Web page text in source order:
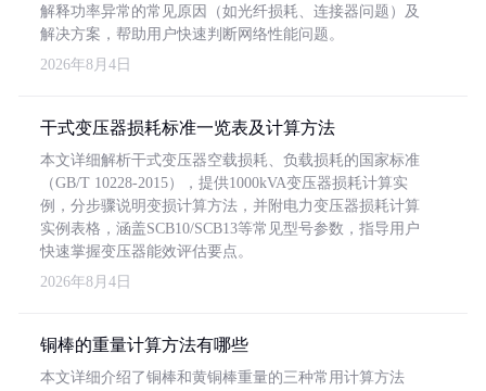
解释功率异常的常见原因（如光纤损耗、连接器问题）及
解决方案，帮助用户快速判断网络性能问题。
2026年8月4日
干式变压器损耗标准一览表及计算方法
本文详细解析干式变压器空载损耗、负载损耗的国家标准
（GB/T 10228-2015），提供1000kVA变压器损耗计算实
例，分步骤说明变损计算方法，并附电力变压器损耗计算
实例表格，涵盖SCB10/SCB13等常见型号参数，指导用户
快速掌握变压器能效评估要点。
2026年8月4日
铜棒的重量计算方法有哪些
本文详细介绍了铜棒和黄铜棒重量的三种常用计算方法